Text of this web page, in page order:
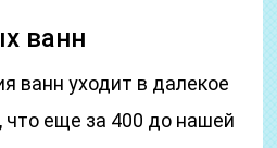
ванн
ванн уходит в далекое
что еще за 400 до нашей